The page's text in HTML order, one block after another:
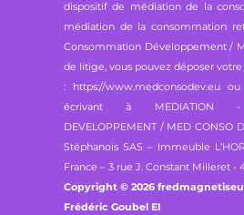
dispositif de médiation de la
médiation de la consommation
Consommation Développement /
de litige, vous pouvez déposer
: https://www.medconsodev.eu
écrivant à MEDIATION -
DEVELOPPEMENT / MED CONSO
Stéphanois SAS – Immeuble
France – 3 rue J. Constant Milleret -
Copyright © 2026
Frédéric Goubel EI